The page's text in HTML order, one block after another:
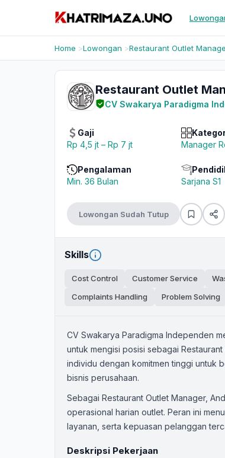
Home Lowongan Restaurant Outlet
Restaurant Outlet
CV Swakarya Paradigma
Gaji
Rp 4,5 jt – Rp 7 jt
Manager
Pengalaman
Min. 36 Bulan
Sarjana S1
Lowongan Sudah Tutup
Skills
Cost Control Customer Service
Complaints Handling
Problem Solving
CV Swakarya Paradigma Independen
untuk mengisi posisi sebagai
individu dengan komitmen tinggi untuk
bisnis perusahaan.
Sebagai Restaurant Outlet Manager,
operasional harian outlet. Peran ini
layanan, serta kepuasan pelanggan
Deskripsi Pekerjaan